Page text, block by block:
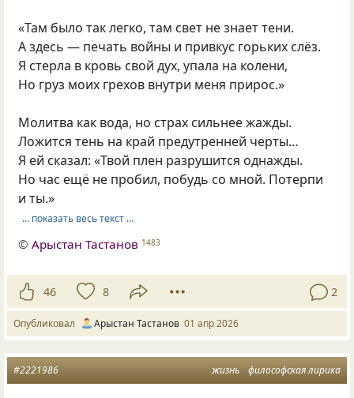
«Там было так легко, там свет не знает тени.
А здесь — печать войны и привкус горьких слёз.
Я стерла в кровь свой дух, упала на колени,
Но груз моих грехов внутри меня прирос.»
Молитва как вода, но страх сильнее жажды.
Ложится тень на край предутренней черты…
Я ей сказал: «Твой плен разрушится однажды.
Но час ещё не пробил, побудь со мной. Потерпи
и ты.»
… показать весь текст …
©Арыстан Тастанов 1483
46 8 2
Опубликовал Арыстан Тастанов 01 апр 2026
жизнь философская лирика
#2221986